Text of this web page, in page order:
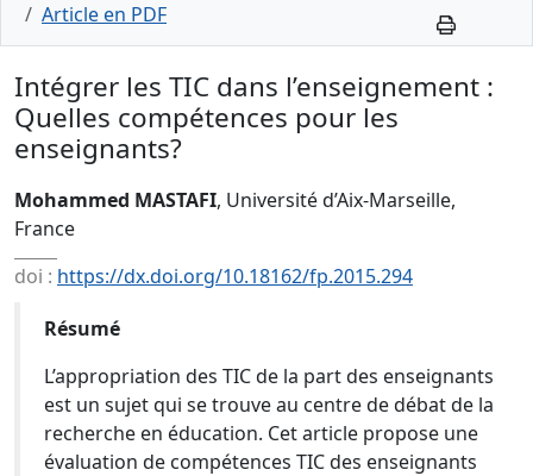
Article en PDF
Intégrer les TIC dans l’enseignement :
Quelles compétences pour les
enseignants?
Mohammed MASTAFI, Université d’Aix-Marseille,
France
doi : https://dx.doi.org/10.18162/fp.2015.294
Résumé
L’appropriation des TIC de la part des enseignants
est un sujet qui se trouve au centre de débat de la
recherche en éducation. Cet article propose une
évaluation de compétences TIC des enseignants